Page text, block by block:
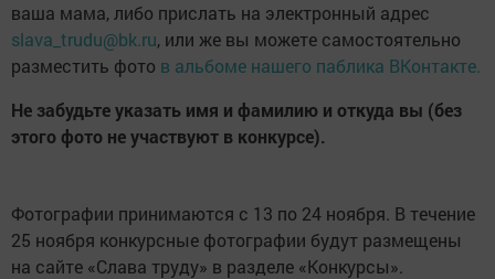
ваша мама, либо прислать на электронный адрес
slava_trudu@bk.ru, или же вы можете самостоятельно
разместить фото в альбоме нашего паблика ВКонтакте.
Не забудьте указать имя и фамилию и откуда вы (без
этого фото не участвуют в конкурсе).
Фотографии принимаются с 13 по 24 ноября. В течение
25 ноября конкурсные фотографии будут размещены
на сайте «Слава труду» в разделе «Конкурсы».